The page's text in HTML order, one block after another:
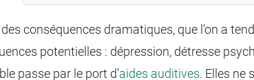
conséquences dramatiques, que l’on a
potentielles : dépression, détresse
passe par le port d’aides auditives. Elles ne